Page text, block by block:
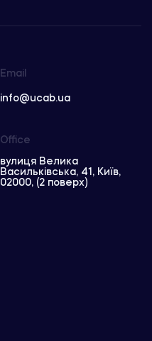
Email
info@ucab.ua
Office
вулиця Велика
Васильківська, 41, Київ,
02000, (2 поверх)